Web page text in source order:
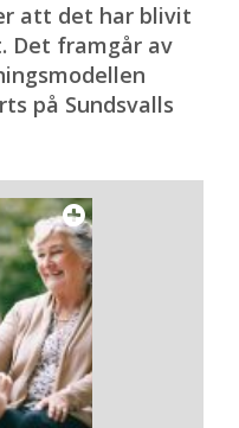
att det har blivit
Det framgår av
på Sundsvalls